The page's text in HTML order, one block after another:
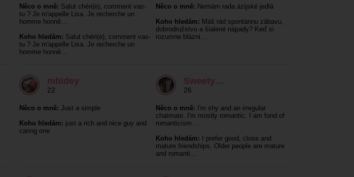
Něco o mně: Salut chéri(e), comment vas-
tu ? Je m'appelle Lisa. Je recherche un
homme honnê…
Koho hledám: Salut chéri(e), comment vas-
tu ? Je m'appelle Lisa. Je recherche un
homme honnê…
Něco o mně: Nemám rada ázijské jedlá
Koho hledám: Máš rád spontánnu zábavu,
dobrodružstvo a šialené nápady? Keď si
rozumne blázni…
mhidey
22
Něco o mně: Just a simple
Koho hledám: just a rich and nice guy and
caring one
Sweety…
26
Něco o mně: I'm shy and an irregular
chatmate. I'm mostly romantic. I am fond of
romanticism…
Koho hledám: I prefer good, close and
mature friendships. Older people are mature
and romanti…